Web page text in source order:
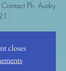
Ph. Audry
closes